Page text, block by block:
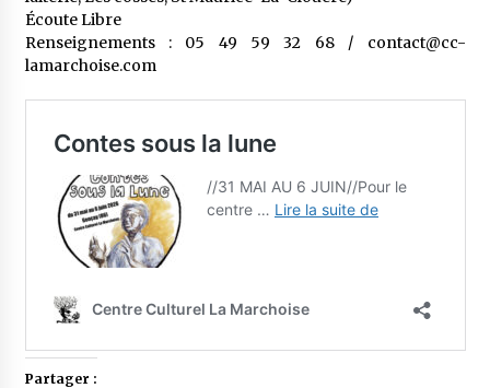
Écoute Libre
Renseignements : 05 49 59 32 68 / contact@cc-
lamarchoise.com
Partager :